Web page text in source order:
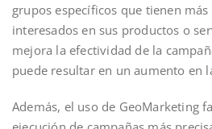
grupos específicos que tienen
interesados en sus productos o
mejora la efectividad de la
puede resultar en un aumento en
Además, el uso de GeoMarketing